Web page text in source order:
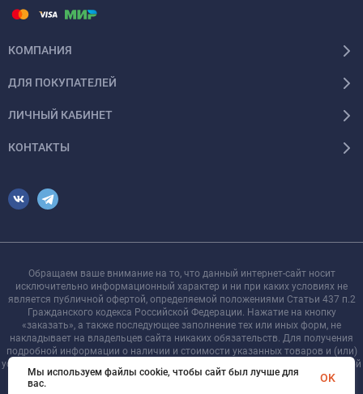
КОМПАНИЯ
ДЛЯ ПОКУПАТЕЛЕЙ
ЛИЧНЫЙ КАБИНЕТ
КОНТАКТЫ
Обращаем ваше внимание на то, что данный интернет-сайт носит
исключительно информационный характер и ни при каких условиях не
является публичной офертой, определяемой положениями Статьи 437 п.2
Гражданского кодекса Российской Федерации. Нажатие на кнопку
«заказать», а также последующее заполнение тех или иных форм, не
накладывает на владельцев сайта никаких обязательств. Для получения
подробной информации о наличии и стоимости указанных товаров и (или)
услуг, пожалуйста, обращайтесь к менеджеру сайта с помощью специальной
формы связи или по телефону +7 921 755-09-90
Мы используем файлы cookie, чтобы сайт был лучше для
вас.
OK